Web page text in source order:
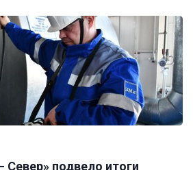
Север» подвело итоги